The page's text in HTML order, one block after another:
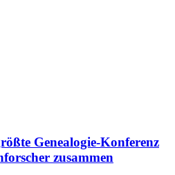
Genealogie-Konferenz
zusammen